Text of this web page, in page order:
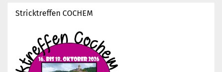
Stricktreffen COCHEM